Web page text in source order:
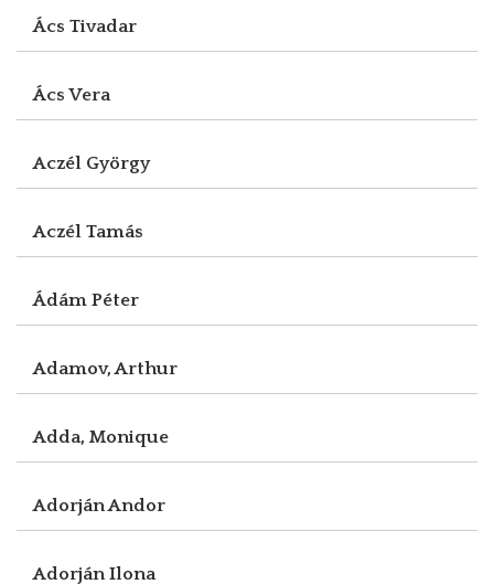
Ács Tivadar
Ács Vera
Aczél György
Aczél Tamás
Ádám Péter
Adamov, Arthur
Adda, Monique
Adorján Andor
Adorján Ilona